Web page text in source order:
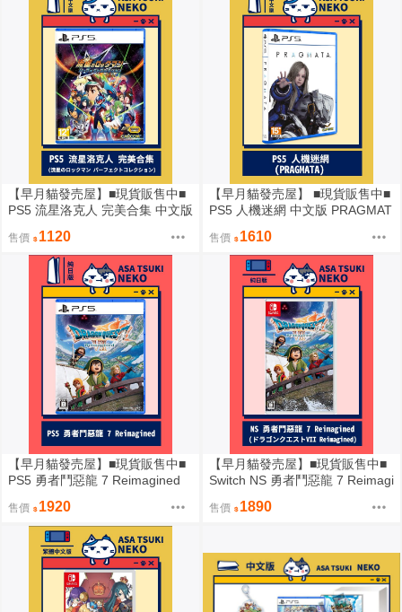
【早月貓發売屋】■現貨販售中■
PS5 流星洛克人 完美合集 中文版
售價 1120
【早月貓發売屋】 ■現貨販售中■
PS5 人機迷網 中文版 PRAGMAT
售價 1610
【早月貓發売屋】■現貨販售中■
PS5 勇者鬥惡龍 7 Reimagined
售價 1920
【早月貓發売屋】■現貨販售中■
Switch NS 勇者鬥惡龍 7 Reimagi
售價 1890